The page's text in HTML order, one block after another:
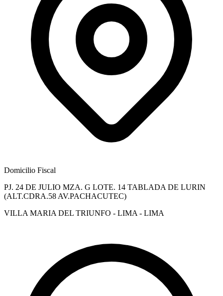
Domicilio Fiscal
PJ. 24 DE JULIO MZA. G LOTE. 14 TABLADA DE LURIN
(ALT.CDRA.58 AV.PACHACUTEC)
VILLA MARIA DEL TRIUNFO - LIMA - LIMA